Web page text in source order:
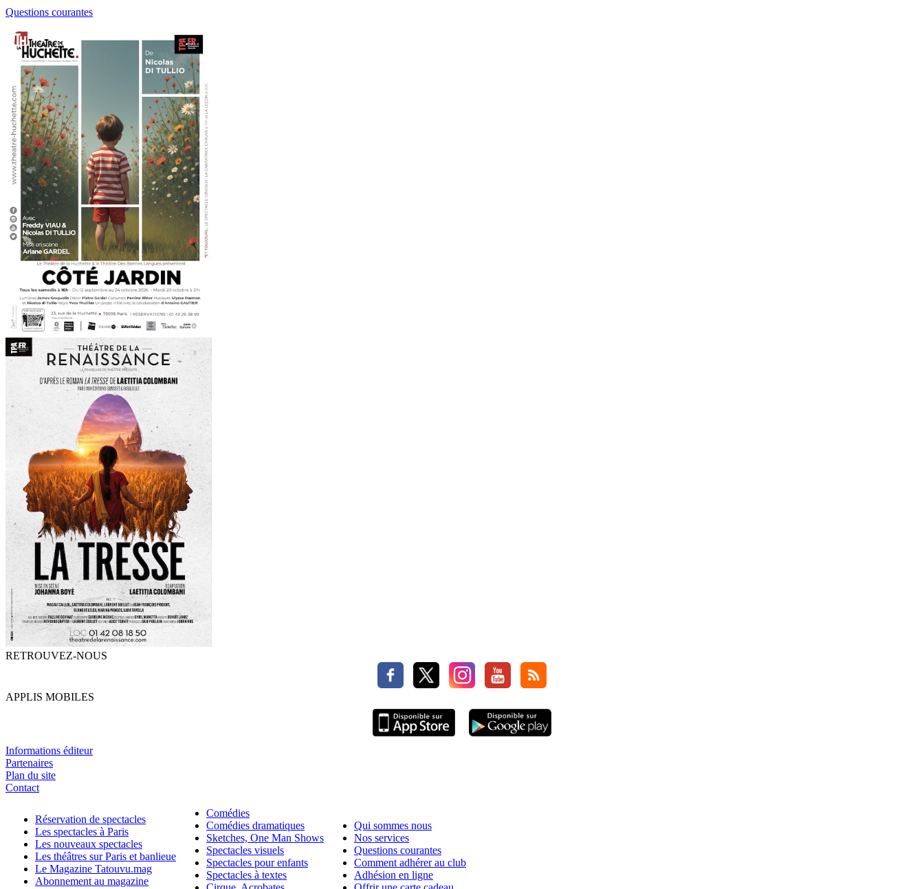
Questions courantes
RETROUVEZ-NOUS
APPLIS MOBILES
Informations éditeur
Partenaires
Plan du site
Contact
Réservation de spectacles
Les spectacles à Paris
Les nouveaux spectacles
Les théâtres sur Paris et banlieue
Le Magazine Tatouvu.mag
Abonnement au magazine
Comédies
Comédies dramatiques
Sketches, One Man Shows
Spectacles visuels
Spectacles pour enfants
Spectacles à textes
Qui sommes nous
Nos services
Questions courantes
Comment adhérer au club
Adhésion en ligne